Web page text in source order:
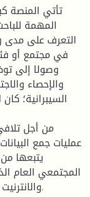
تأتي المنصة
المهمة
التعرف على مدى
في مجتمع أو
وصولا إلى
والإحصاء
السيبرانية؛
من أجل
عمليات جمع
يتبعها
المجتمعي العام